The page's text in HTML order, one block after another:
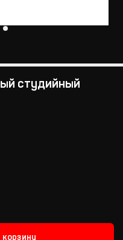
студийный